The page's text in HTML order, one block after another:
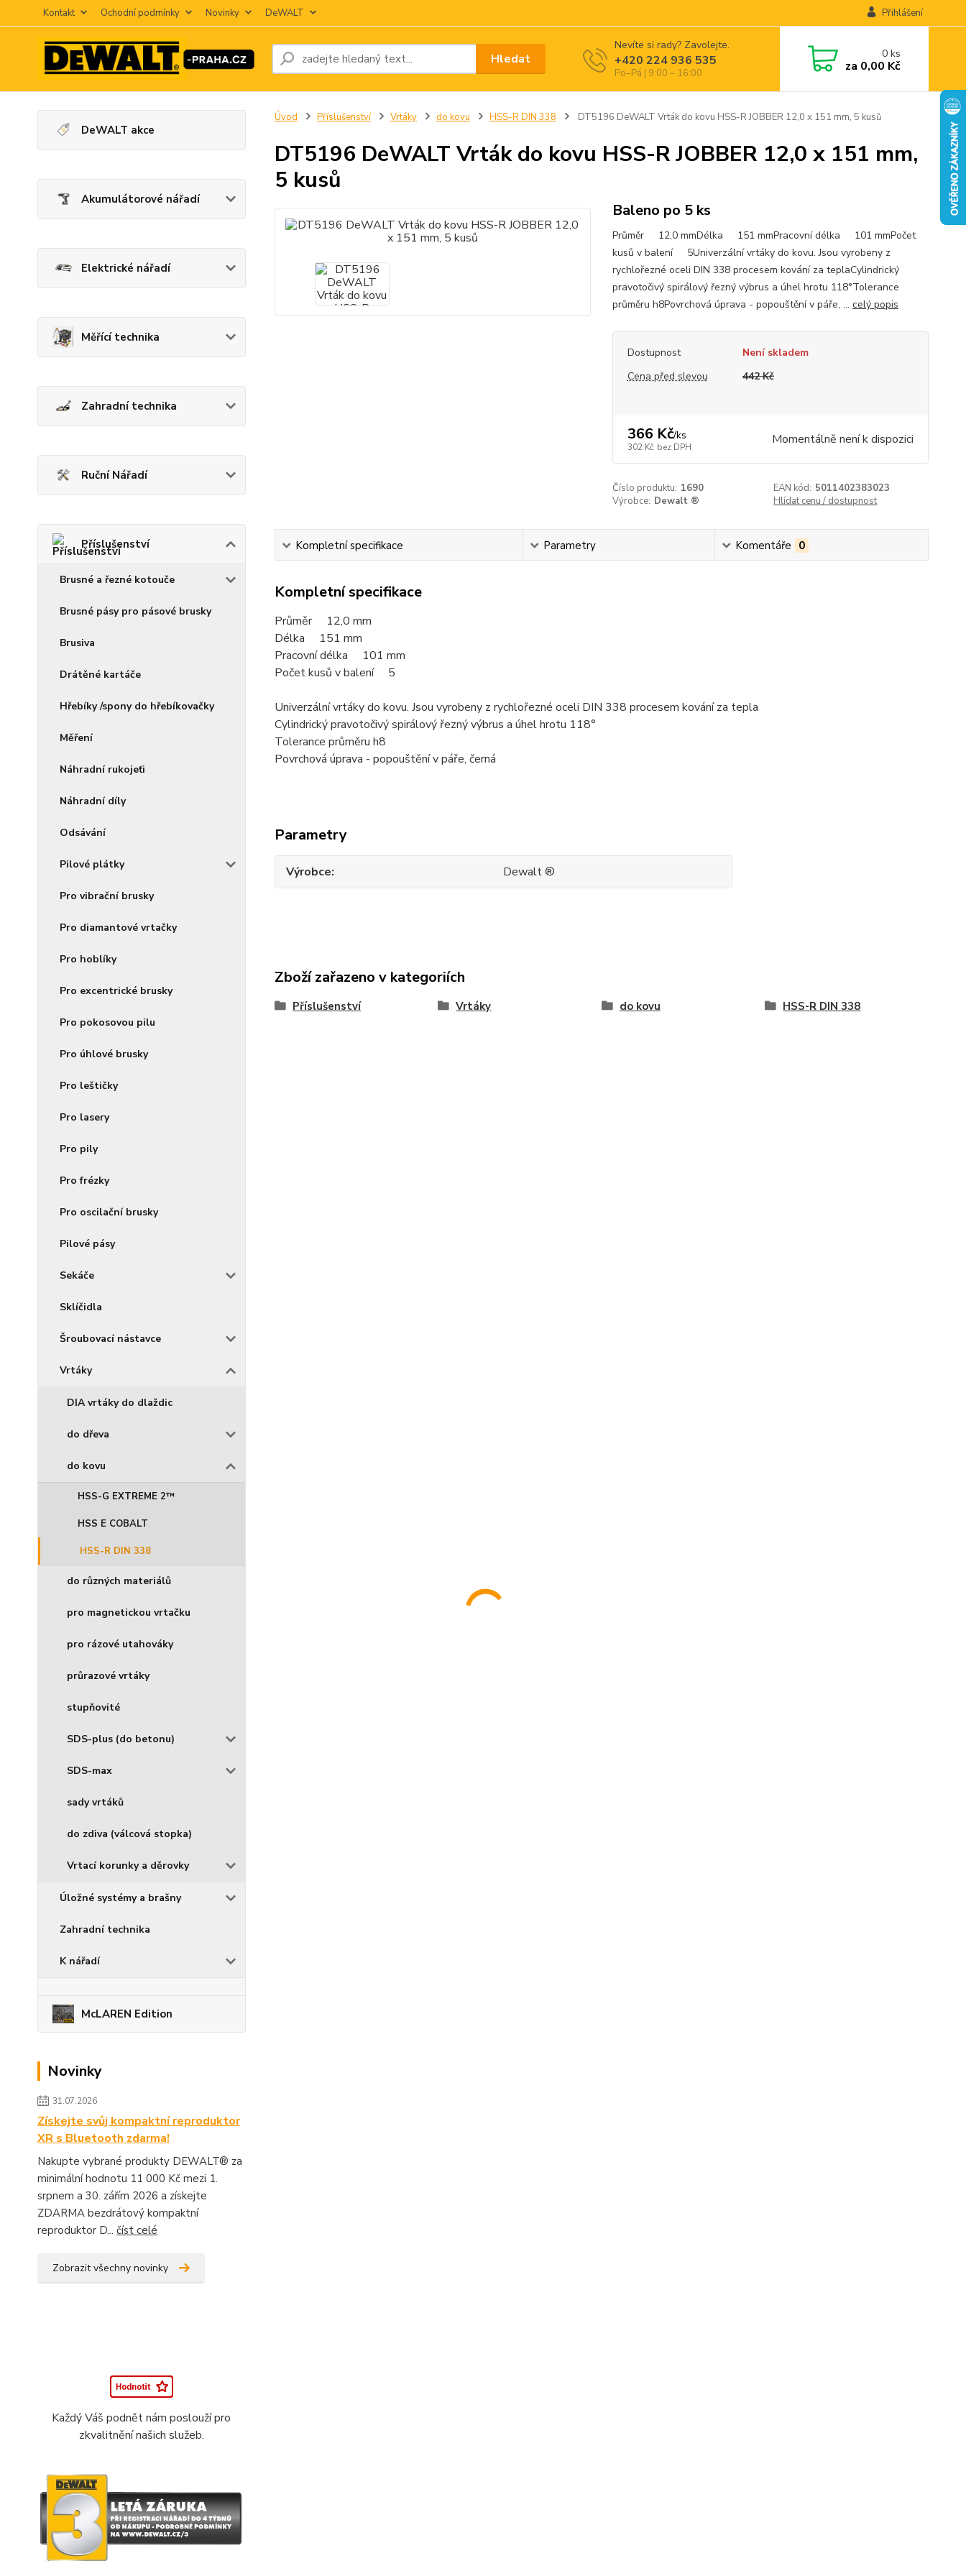
Kontakt Ochodní podmínky Novinky DeWALT Přihlášení
Hledat
Nevíte si rady? Zavolejte.
+420 224 936 535
Po–Pá | 9:00 – 16:00
0ks
za 0,00 Kč
DeWALT akce
Akumulátorové nářadí
Elektrické nářadí
Měřící technika
Zahradní technika
Ruční Nářadí
Příslušenství
Brusné a řezné kotouče
Brusné pásy pro pásové brusky
Brusiva
Drátěné kartáče
Hřebíky /spony do hřebíkovačky
Měření
Náhradní rukojeťi
Náhradní díly
Odsávání
Pilové plátky
Pro vibrační brusky
Pro diamantové vrtačky
Pro hoblíky
Pro excentrické brusky
Pro pokosovou pilu
Pro úhlové brusky
Pro leštičky
Pro lasery
Pro pily
Pro frézky
Pro oscilační brusky
Pilové pásy
Sekáče
Sklíčidla
Šroubovací nástavce
Vrtáky
DIA vrtáky do dlaždic
do dřeva
do kovu
HSS-G EXTREME 2™
HSS E COBALT
HSS-R DIN 338
do různých materiálů
pro magnetickou vrtačku
pro rázové utahováky
průrazové vrtáky
stupňovité
SDS-plus (do betonu)
SDS-max
sady vrtáků
do zdiva (válcová stopka)
Vrtací korunky a děrovky
Úložné systémy a brašny
Zahradní technika
K nářadí
McLAREN Edition
Novinky
31.07.2026
Získejte svůj kompaktní reproduktor
XR s Bluetooth zdarma!
Nakupte vybrané produkty DEWALT® za
minimální hodnotu 11 000 Kč mezi 1.
srpnem a 30. zářím 2026 a získejte
ZDARMA bezdrátový kompaktní
reproduktor D... číst celé
Zobrazit všechny novinky
Každý Váš podnět nám poslouží pro
zkvalitnění našich služeb.
Úvod Příslušenství Vrtáky do kovu HSS-R DIN 338 DT5196 DeWALT Vrták do kovu HSS-R JOBBER 12,0 x 151 mm, 5 kusů
DT5196 DeWALT Vrták do kovu HSS-R JOBBER 12,0 x 151 mm,
5 kusů
Baleno po 5 ks
Průměr 12,0 mmDélka 151 mmPracovní délka 101 mmPočet
kusů v balení 5Univerzální vrtáky do kovu. Jsou vyrobeny z
rychlořezné oceli DIN 338 procesem kování za teplaCylindrický
pravotočivý spirálový řezný výbrus a úhel hrotu 118°Tolerance
průměru h8Povrchová úprava - popouštění v páře, ... celý popis
Dostupnost
Není skladem
Cena před slevou
442 Kč
366 Kč/ks
302 Kč bez DPH Momentálně není k dispozici
Číslo produktu: 1690 EAN kód: 5011402383023
Výrobce: Dewalt ® Hlídat cenu / dostupnost
Kompletní specifikace Parametry Komentáře 0
Kompletní specifikace
Průměr 12,0 mm
Délka 151 mm
Pracovní délka 101 mm
Počet kusů v balení 5
Univerzální vrtáky do kovu. Jsou vyrobeny z rychlořezné oceli DIN 338 procesem kování za tepla
Cylindrický pravotočivý spirálový řezný výbrus a úhel hrotu 118°
Tolerance průměru h8
Povrchová úprava - popouštění v páře, černá
Parametry
Výrobce Dewalt ®
Zboží zařazeno v kategoriích
Příslušenství Vrtáky do kovu HSS-R DIN 338